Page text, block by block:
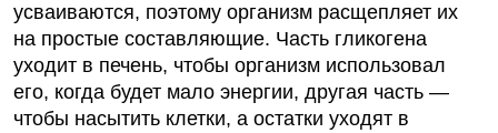
усваиваются, поэтому организм расщепляет их
на простые составляющие. Часть гликогена
уходит в печень, чтобы организм использовал
его, когда будет мало энергии, другая часть —
чтобы насытить клетки, а остатки уходят в